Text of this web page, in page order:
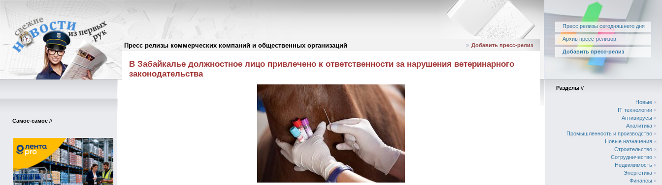
Пресс релизы коммерческих компаний и общественных организаций
Пресс релизы сегодняшнего дня
Архив пресс-релизов
Добавить пресс-релиз
Самое-самое //
Пресс-релизы// » Добавить пресс-релиз
В Забайкалье должностное лицо привлечено к ответственности за нарушения ветеринарного
законодательства
Разделы //
Новые «
IT технологии «
Антивирусы «
Аналитика «
Промышленность и производство «
Новые назначения «
Строительство «
Сотрудничество «
Недвижимость «
Энергетика «
Финансы «